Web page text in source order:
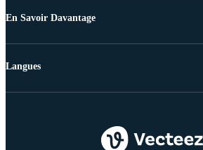
En Savoir Davantage
Langues